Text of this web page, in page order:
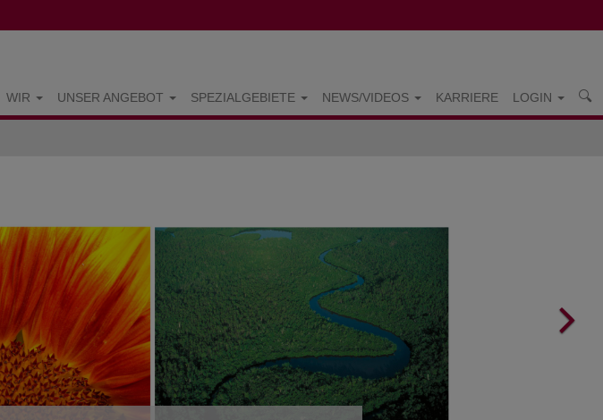
WIR UNSER ANGEBOT SPEZIALGEBIETE NEWS/VIDEOS KARRIERE LOGIN